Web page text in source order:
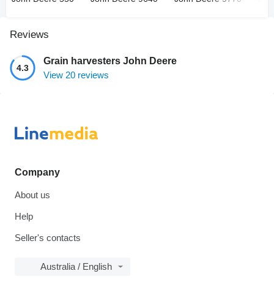
Reviews
4.3
Grain harvesters John Deere
View 20 reviews
Company
About us
Help
Seller's contacts
Australia / English